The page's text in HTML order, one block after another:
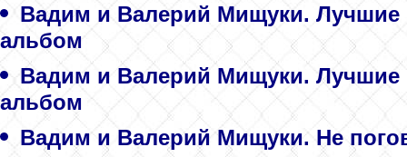
Вадим и Валерий Мищуки. Лучшие
альбом
Вадим и Валерий Мищуки. Лучшие
альбом
Вадим и Валерий Мищуки. Не